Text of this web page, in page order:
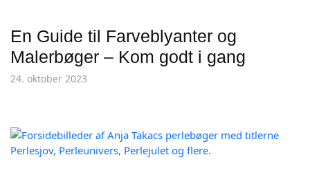
En Guide til Farveblyanter og
Malerbøger – Kom godt i gang
24. oktober 2023